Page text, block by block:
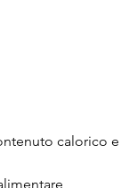
calorico